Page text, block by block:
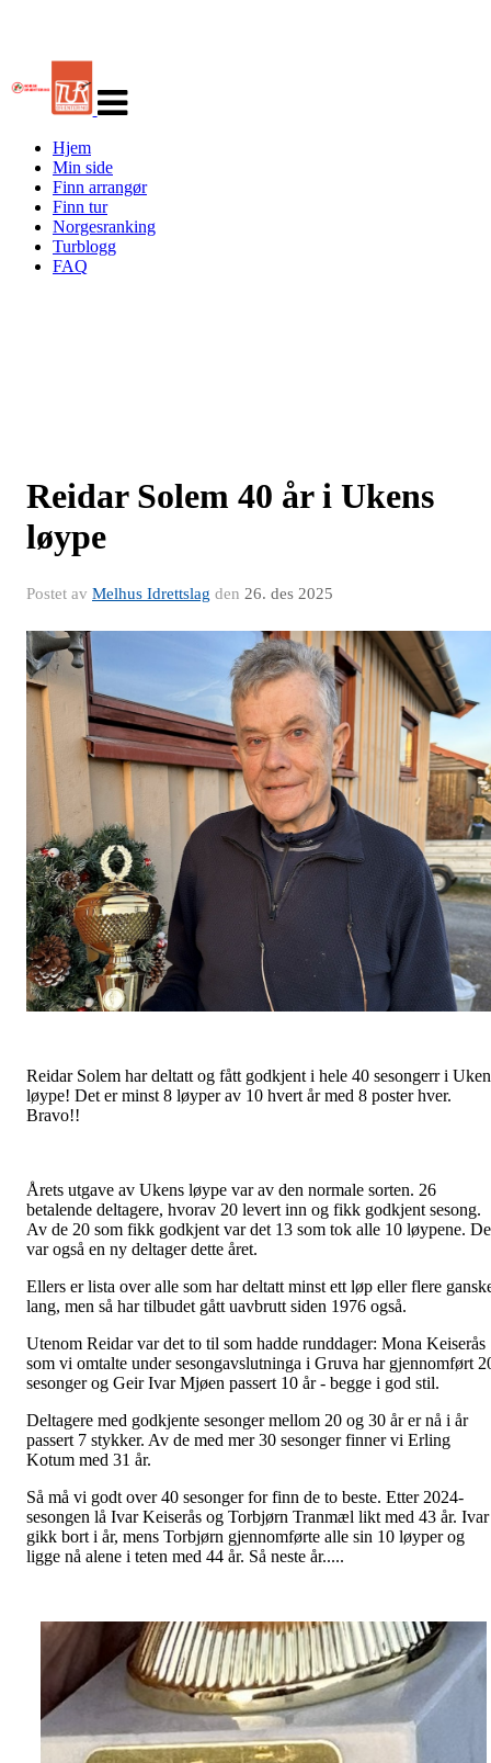
navigasjon
Hjem
Min side
Finn arrangør
Finn tur
Norgesranking
Turblogg
FAQ
Reidar Solem 40 år i Ukens
løype
Postet av Melhus Idrettslag den 26. des 2025
Reidar Solem har deltatt og fått godkjent i hele 40 sesongerr i
løype! Det er minst 8 løyper av 10 hvert år med 8 poster hver.
Bravo!!
Årets utgave av Ukens løype var av den normale sorten. 26
betalende deltagere, hvorav 20 levert inn og fikk godkjent sesong.
Av de 20 som fikk godkjent var det 13 som tok alle 10 løypene.
var også en ny deltager dette året.
Ellers er lista over alle som har deltatt minst ett løp eller flere
lang, men så har tilbudet gått uavbrutt siden 1976 også.
Utenom Reidar var det to til som hadde runddager: Mona Keiserås
som vi omtalte under sesongavslutninga i Gruva har gjennomført
sesonger og Geir Ivar Mjøen passert 10 år - begge i god stil.
Deltagere med godkjente sesonger mellom 20 og 30 år er nå i år
passert 7 stykker. Av de med mer 30 sesonger finner vi Erling
Kotum med 31 år.
Så må vi godt over 40 sesonger for finn de to beste. Etter 2024-
sesongen lå Ivar Keiserås og Torbjørn Tranmæl likt med 43 år. Ivar
gikk bort i år, mens Torbjørn gjennomførte alle sin 10 løyper og
ligge nå alene i teten med 44 år. Så neste år.....